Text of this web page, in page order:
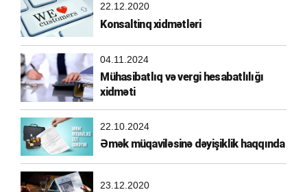
22.12.2020
Konsaltinq xidmətləri
04.11.2024
Mühasibatlıq və vergi hesabatlılığı
xidməti
22.10.2024
Əmək müqaviləsinə dəyişiklik haqqında
23.12.2020